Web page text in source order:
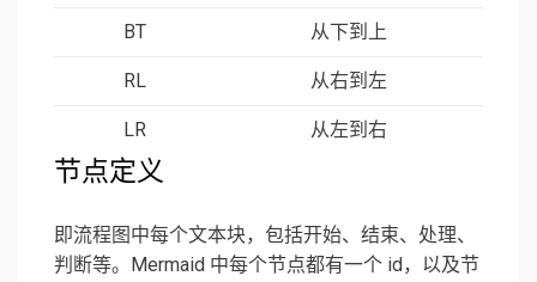
BT 从下到上
RL 从右到左
LR 从左到右
节点定义
即流程图中每个文本块，包括开始、结束、处理、
判断等。Mermaid 中每个节点都有一个 id，以及节